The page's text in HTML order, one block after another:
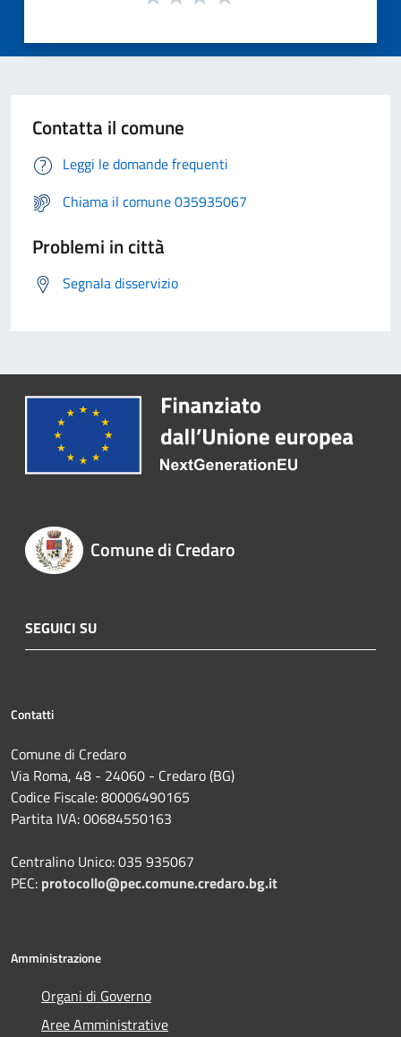
Contatta il comune
Leggi le domande frequenti
Chiama il comune 035935067
Problemi in città
Segnala disservizio
Comune di Credaro
SEGUICI SU
Contatti
Comune di Credaro
Via Roma, 48 - 24060 - Credaro (BG)
Codice Fiscale: 80006490165
Partita IVA: 00684550163
Centralino Unico: 035 935067
PEC: protocollo@pec.comune.credaro.bg.it
Amministrazione
Organi di Governo
Aree Amministrative